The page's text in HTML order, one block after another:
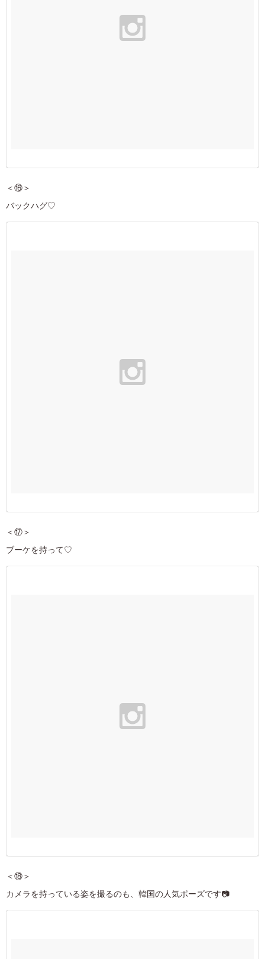
＜⑯＞
バックハグ♡
＜⑰＞
ブーケを持って♡
＜⑱＞
カメラを持っている姿を撮るのも、韓国の人気ポーズです📷